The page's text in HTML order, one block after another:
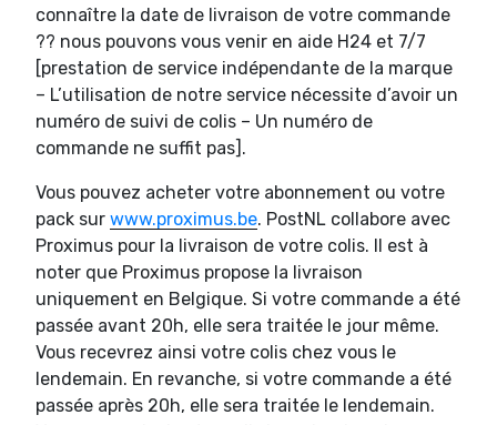
connaître la date de livraison de votre commande
?? nous pouvons vous venir en aide H24 et 7/7
[prestation de service indépendante de la marque
– L’utilisation de notre service nécessite d’avoir un
numéro de suivi de colis – Un numéro de
commande ne suffit pas].
Vous pouvez acheter votre abonnement ou votre
pack sur www.proximus.be. PostNL collabore avec
Proximus pour la livraison de votre colis. Il est à
noter que Proximus propose la livraison
uniquement en Belgique. Si votre commande a été
passée avant 20h, elle sera traitée le jour même.
Vous recevrez ainsi votre colis chez vous le
lendemain. En revanche, si votre commande a été
passée après 20h, elle sera traitée le lendemain.